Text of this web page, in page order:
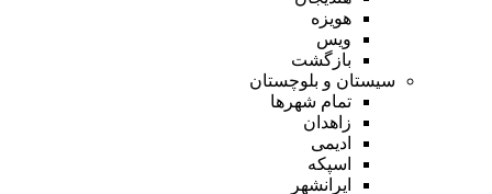
هویزه
ویس
بازگشت
سیستان و بلوچستان
تمام شهر‌ها
زاهدان
ادیمی
اسپکه
ایرانشهر